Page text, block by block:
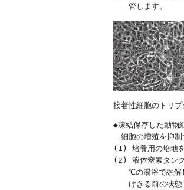
接着性細胞のトリ
◆凍結保存した動物
細胞の増殖を抑制
(1) 培養用の培地
(2) 液体窒素タン
℃の湯浴で融解し
けきる前の状態